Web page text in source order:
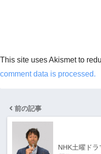
This site uses Akismet to
comment data is processed.
前の記事
NHK土曜ド